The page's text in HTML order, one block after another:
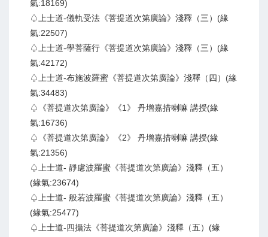
氣:18169)
♤上士道-儀軌受法《菩提道次第廣論》淺釋（三）(緣
氣:22507)
♤上士道-學菩薩行《菩提道次第廣論》淺釋（三）(緣
氣:42172)
♤上士道-布施波羅蜜《菩提道次第廣論》淺釋（四）(緣
氣:34483)
♤《菩提道次第廣論》《1》 丹增嘉措喇嘛 講授(緣
氣:16736)
♤《菩提道次第廣論》《2》 丹增嘉措喇嘛 講授(緣
氣:21356)
♤上士道- 靜慮波羅蜜《菩提道次第廣論》淺釋（五）
(緣氣:23674)
♤上士道- 般若波羅蜜《菩提道次第廣論》淺釋（五）
(緣氣:25477)
♤上士道-四攝法《菩提道次第廣論》淺釋（五）(緣